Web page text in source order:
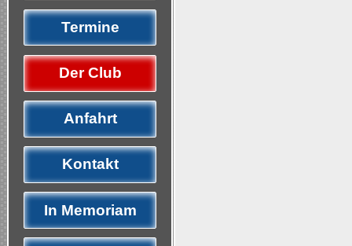
Termine
Der Club
Anfahrt
Kontakt
In Memoriam